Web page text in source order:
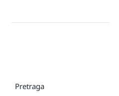
Pretraga